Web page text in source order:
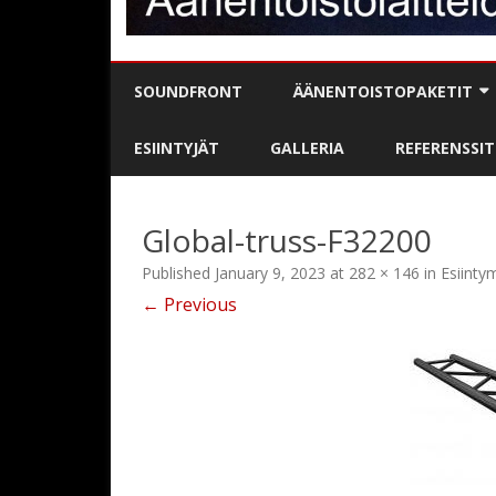
SOUNDFRONT ÄÄNENTOISTOPAKETIT
BÄNDIPAKETIT
PUHE- / JUONTOPAKETIT
KARAOKE
ESIINTYJÄT GALLERIA REFERENSSIT
Global-truss-F32200
Published January 9, 2023 at 282 × 146 in
← Previous